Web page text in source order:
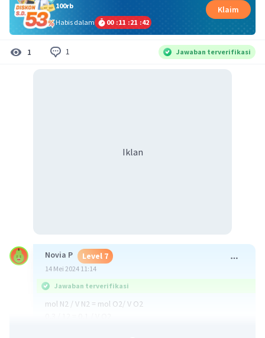
100rb
Habis dalam
00 :11 :21 :42
Klaim
1 1 Jawaban terverifikasi
Iklan
Novia P Level 7
14 Mei 2024 11:14
Jawaban terverifikasi
mol N2 / V N2 = mol O2/ V O2